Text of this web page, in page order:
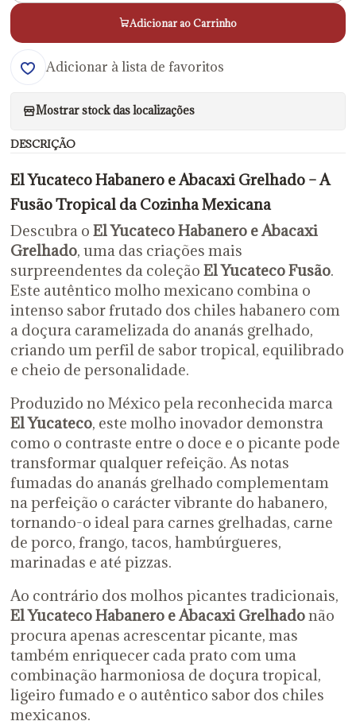
Adicionar ao Carrinho
Adicionar à lista de favoritos
Mostrar stock das localizações
DESCRIÇÃO
El Yucateco Habanero e Abacaxi Grelhado – A
Fusão Tropical da Cozinha Mexicana
Descubra o El Yucateco Habanero e Abacaxi
Grelhado, uma das criações mais
surpreendentes da coleção El Yucateco Fusão.
Este autêntico molho mexicano combina o
intenso sabor frutado dos chiles habanero com
a doçura caramelizada do ananás grelhado,
criando um perfil de sabor tropical, equilibrado
e cheio de personalidade.
Produzido no México pela reconhecida marca
El Yucateco, este molho inovador demonstra
como o contraste entre o doce e o picante pode
transformar qualquer refeição. As notas
fumadas do ananás grelhado complementam
na perfeição o carácter vibrante do habanero,
tornando-o ideal para carnes grelhadas, carne
de porco, frango, tacos, hambúrgueres,
marinadas e até pizzas.
Ao contrário dos molhos picantes tradicionais,
El Yucateco Habanero e Abacaxi Grelhadonão
procura apenas acrescentar picante, mas
também enriquecer cada prato com uma
combinação harmoniosa de doçura tropical,
ligeiro fumado e o autêntico sabor dos chiles
mexicanos.